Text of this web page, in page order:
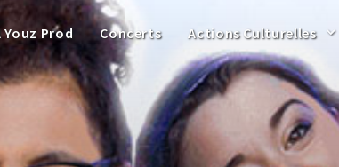
Youz Prod Concerts Actions Culturelles